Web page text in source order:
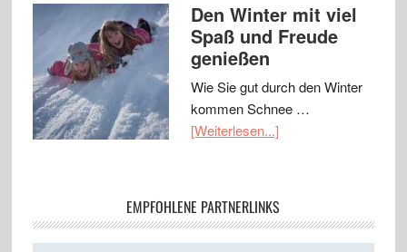
Den Winter mit viel
Spaß und Freude
genießen
Wie Sie gut durch den Winter
kommen Schnee …
[Weiterlesen...]
EMPFOHLENE PARTNERLINKS